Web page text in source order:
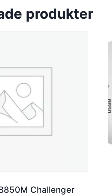
produkter
Challenger